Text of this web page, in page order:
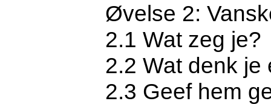
Øvelse 2:
2.1 Wat zeg je?
2.2 Wat denk je
2.3 Geef hem